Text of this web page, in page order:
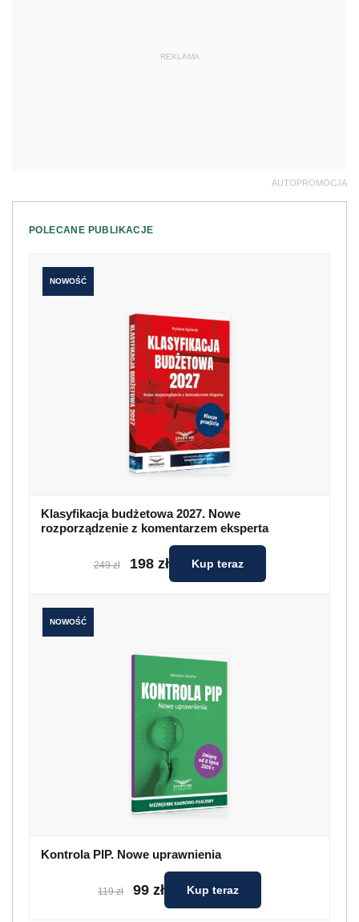
REKLAMA
AUTOPROMOCJA
POLECANE PUBLIKACJE
NOWOŚĆ
Klasyfikacja budżetowa 2027. Nowe
rozporządzenie z komentarzem eksperta
249 zł 198 zł Kup teraz
NOWOŚĆ
Kontrola PIP. Nowe uprawnienia
119 zł 99 zł Kup teraz